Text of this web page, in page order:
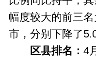
幅度较大的前三
市，分别下降了
区县排名： 4